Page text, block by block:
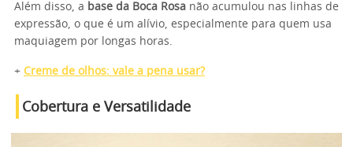
Além disso, a base da Boca Rosa não acumulou nas linhas de
expressão, o que é um alívio, especialmente para quem usa
maquiagem por longas horas.
+ Creme de olhos: vale a pena usar?
Cobertura e Versatilidade